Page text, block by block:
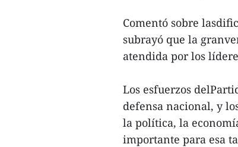
Comentó sobre
subrayó que la
atendida por los
Los esfuerzos
defensa nacional, y
la política, la
importante para esa